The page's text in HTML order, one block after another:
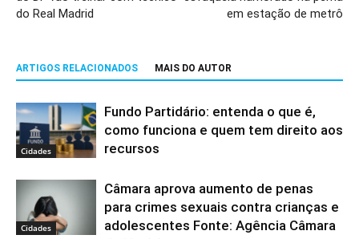
do Real Madrid
em estação de metrô
ARTIGOS RELACIONADOS MAIS DO AUTOR
Cidades
Fundo Partidário: entenda o que é,
como funciona e quem tem direito aos
recursos
Cidades
Câmara aprova aumento de penas
para crimes sexuais contra crianças e
adolescentes Fonte: Agência Câmara